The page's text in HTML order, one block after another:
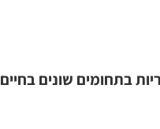
בתחומים שונים בחיים